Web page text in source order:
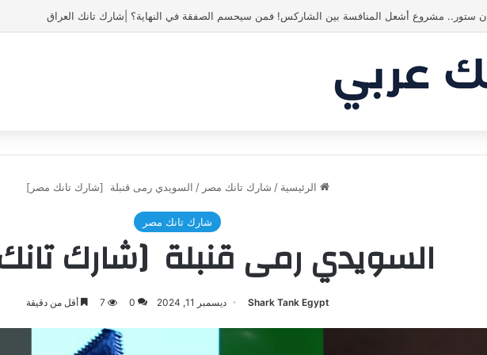
منصور كان ليه رأي تاني خالص! انبهر بالفكرة وآمن برائد الأعمال
الرئيسية / شارك تانك مصر / السويدي رمى قنبلة [شارك تانك مصر]
شارك تانك مصر
السويدي رمى قنبلة [شارك
Shark Tank Egypt ديسمبر 11, 2024 0
7 أقل من دقيقة